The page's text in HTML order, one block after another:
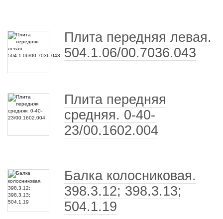
Плита передняя левая.
504.1.06/00.7036.043
Плита передняя
средняя. 0-40-
23/00.1602.004
Балка колосниковая.
398.3.12; 398.3.13;
504.1.19